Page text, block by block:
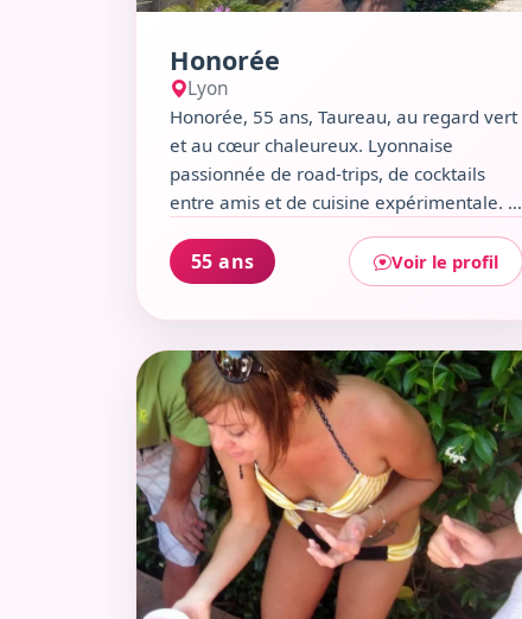
Honorée
Lyon
Honorée, 55 ans, Taureau, au regard vert
et au cœur chaleureux. Lyonnaise
passionnée de road-trips, de cocktails
entre amis et de cuisine expérimentale. Je
pour une expo d’art ou une balade
imprévue. Sérieuse quand il le faut, mais
spontanée quand la vie l’exige. Si tu crois
toute simplicité, on risque de bien
s’entendre.
55 ans Voir le profil
Voir le profil de Claire-Charlotte